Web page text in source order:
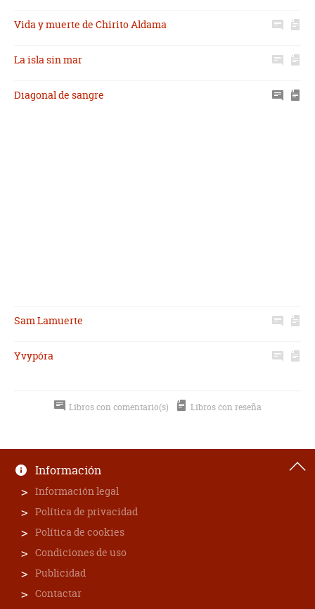
Vida y muerte de Chirito Aldama
La isla sin mar
Diagonal de sangre
Sam Lamuerte
Yvypóra
Libros con comentario(s) Libros con reseña
Información
Información legal
Política de privacidad
Política de cookies
Condiciones de uso
Publicidad
Contactar